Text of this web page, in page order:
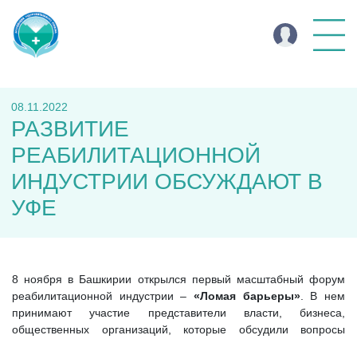
08.11.2022
РАЗВИТИЕ
РЕАБИЛИТАЦИОННОЙ
ИНДУСТРИИ ОБСУЖДАЮТ В
УФЕ
8 ноября в Башкирии открылся первый масштабный форум
реабилитационной индустрии – «Ломая барьеры». В нем
принимают участие представители власти, бизнеса,
общественных организаций, которые обсудили вопросы